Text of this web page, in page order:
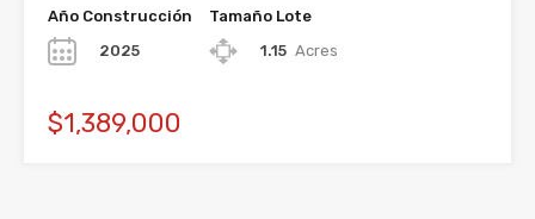
Año Construcción
2025
Tamaño Lote
1.15 Acres
$1,389,000